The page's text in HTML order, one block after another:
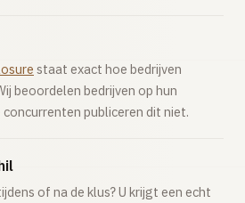
staat exact hoe bedrijven
beoordelen bedrijven op hun
publiceren dit niet.
of na de klus? U krijgt een echt